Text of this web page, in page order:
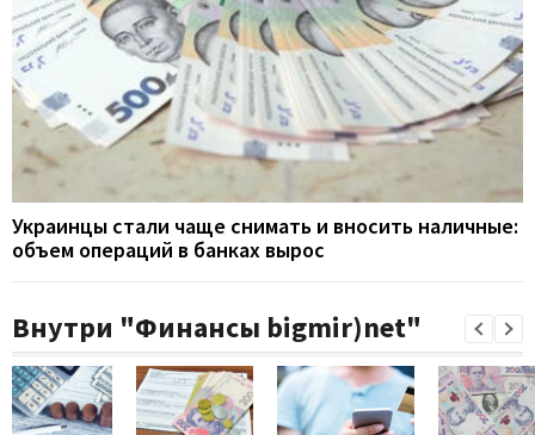
Украинцы стали чаще снимать и вносить наличные:
объем операций в банках вырос
Внутри "Финансы bigmir)net"